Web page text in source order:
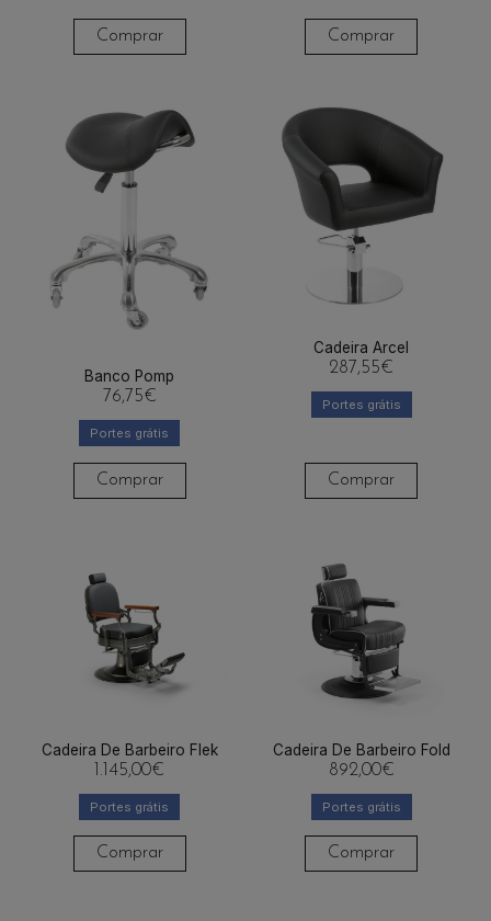
Comprar Comprar
Banco Pomp
76,75€
Portes grátis
Comprar
Cadeira Arcel
287,55€
Portes grátis
Comprar
Cadeira De Barbeiro Flek
1.145,00€
Portes grátis
Comprar
Cadeira De Barbeiro Fold
892,00€
Portes grátis
Comprar